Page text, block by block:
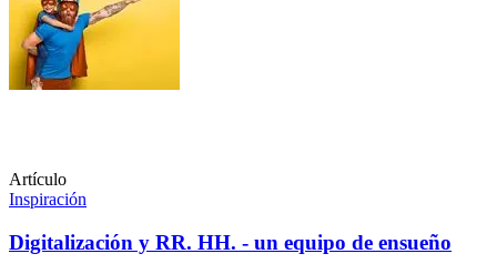
Artículo
Inspiración
Digitalización y RR. HH. - un equipo de ensueño